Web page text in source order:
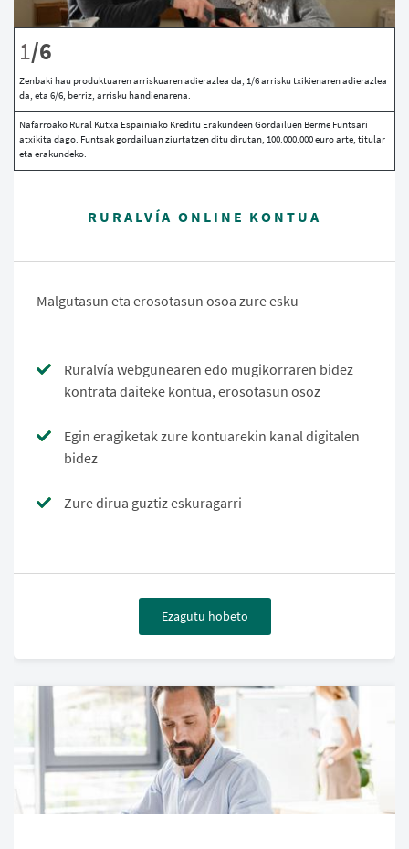
1/6
Zenbaki hau produktuaren arriskuaren adierazlea da; 1/6 arrisku txikienaren adierazlea
da, eta 6/6, berriz, arrisku handienarena.
Nafarroako Rural Kutxa Espainiako Kreditu Erakundeen Gordailuen Berme Funtsari
atxikita dago. Funtsak gordailuan ziurtatzen ditu dirutan, 100.000.000 euro arte, titular
eta erakundeko.
RURALVÍA ONLINE KONTUA
Malgutasun eta erosotasun osoa zure esku
Ruralvía webgunearen edo mugikorraren bidez
kontrata daiteke kontua, erosotasun osoz
Egin eragiketak zure kontuarekin kanal digitalen
bidez
Zure dirua guztiz eskuragarri
Ezagutu hobeto